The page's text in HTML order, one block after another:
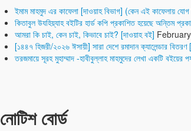
ইমাম মাহমুদ এর কাফেলা [দাওয়াহ বিভাগ] (কেন এই কাফেলায় যোগ
কিতাবুল উযহিয়্যাহ বইটির হার্ড কপি প্রকাশিত হয়েছে অন্তিম
আমরা কি চাই, কেন চাই, কিভাবে চাই? [দাওয়াহ বই]
[১৪৪৭ হিজরী/২০২৬ ঈসায়ী] সারা দেশে রমাদান ক্যালেন্ডার
তরজমায়ে সূরহ মুহাম্মাদ -হাবীবুল্লাহ মাহমুদের লেখা একটি বইয়ের
নোটিশ বোর্ড